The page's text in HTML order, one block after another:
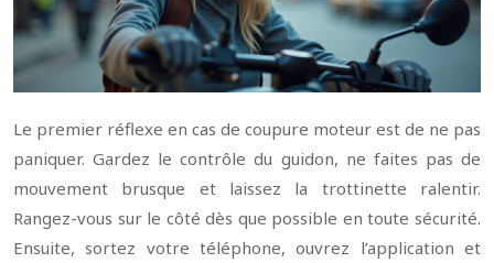
Le premier réflexe en cas de coupure moteur est de ne pas
paniquer. Gardez le contrôle du guidon, ne faites pas de
mouvement brusque et laissez la trottinette ralentir.
Rangez-vous sur le côté dès que possible en toute sécurité.
Ensuite, sortez votre téléphone, ouvrez l’application et